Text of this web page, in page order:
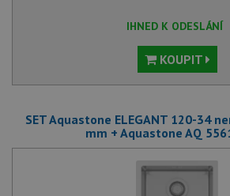
IHNED K ODESLÁNÍ
KOUPIT
SET Aquastone ELEGANT 120-34
mm + Aquastone AQ